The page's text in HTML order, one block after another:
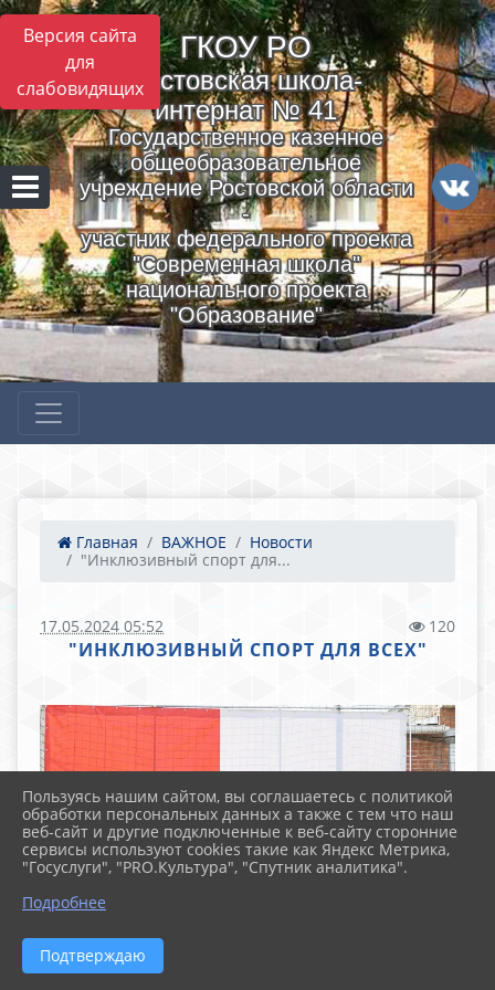
Версия сайта
для
слабовидящих
ГКОУ РO
Ростовская школа-
интернат № 41
Государственное казенное
общеобразовательное
учреждение Ростовской области
-
участник федерального проекта
"Современная школа"
национального проекта
"Образование"
Главная ВАЖНОЕ
Новости
"Инклюзивный спорт для...
17.05.2024 05:52 120
"ИНКЛЮЗИВНЫЙ СПОРТ ДЛЯ ВСЕХ"
Пользуясь нашим сайтом, вы соглашаетесь с политикой
обработки персональных данных а также с тем что наш
веб-сайт и другие подключенные к веб-сайту сторонние
сервисы используют cookies такие как Яндекс Метрика,
"Госуслуги", "PRO.Культура", "Спутник аналитика".
Подробнее
Подтверждаю